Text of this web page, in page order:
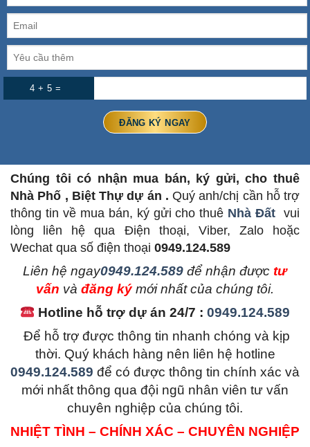
4 + 5 =
Chúng tôi có nhận mua bán, ký gửi, cho thuê
Nhà Phố , Biệt Thự dự án . Quý anh/chị cần hỗ trợ
thông tin về mua bán, ký gửi cho thuê Nhà Đất vui
lòng liên hệ qua Điện thoại, Viber, Zalo hoặc
Wechat qua số điện thoại 0949.124.589
Liên hệ ngay0949.124.589 để nhận được tư
vấn và đăng kýmới nhất của chúng tôi.
Hotline hỗ trợ dự án 24/7 :0949.124.589
Để hỗ trợ được thông tin nhanh chóng và kịp
thời. Quý khách hàng nên liên hệ hotline
0949.124.589 để có được thông tin chính xác và
mới nhất thông qua đội ngũ nhân viên tư vấn
chuyên nghiệp của chúng tôi.
NHIỆT TÌNH – CHÍNH XÁC – CHUYÊN NGHIỆP